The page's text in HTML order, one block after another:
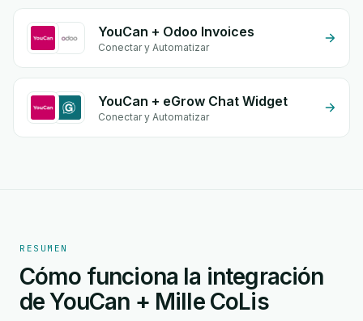
YouCan + Odoo Invoices
Conectar y Automatizar
YouCan + eGrow Chat Widget
Conectar y Automatizar
RESUMEN
Cómo funciona la integración
de YouCan + Mille CoLis